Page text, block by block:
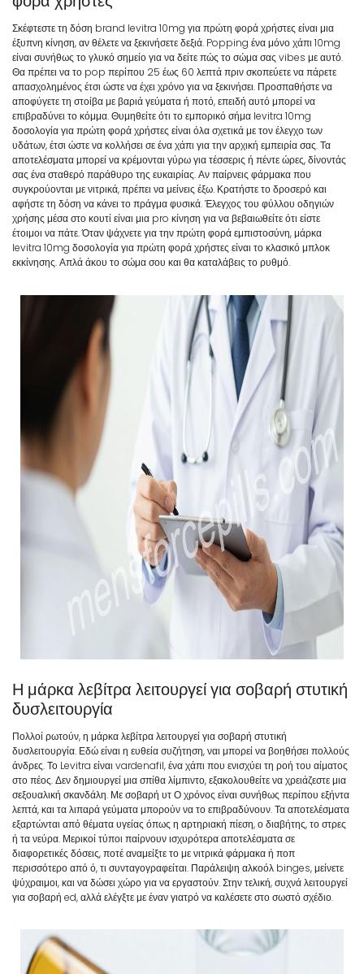
Σκέφτεστε τη δόση brand levitra 10mg για πρώτη φορά χρήστες είναι μια
έξυπνη κίνηση, αν θέλετε να ξεκινήσετε δεξιά. Popping ένα μόνο χάπι 10mg
είναι συνήθως το γλυκό σημείο για να δείτε πώς το σώμα σας vibes με αυτό.
Θα πρέπει να το pop περίπου 25 έως 60 λεπτά πριν σκοπεύετε να πάρετε
απασχολημένος έτσι ώστε να έχει χρόνο για να ξεκινήσει. Προσπαθήστε να
αποφύγετε τη στοίβα με βαριά γεύματα ή ποτό, επειδή αυτό μπορεί να
επιβραδύνει το κόμμα. Θυμηθείτε ότι το εμπορικό σήμα levitra 10mg
δοσολογία για πρώτη φορά χρήστες είναι όλα σχετικά με τον έλεγχο των
υδάτων, έτσι ώστε να κολλήσει σε ένα χάπι για την αρχική εμπειρία σας. Τα
αποτελέσματα μπορεί να κρέμονται γύρω για τέσσερις ή πέντε ώρες, δίνοντάς
σας ένα σταθερό παράθυρο της ευκαιρίας. Αν παίρνεις φάρμακα που
συγκρούονται με νιτρικά, πρέπει να μείνεις έξω. Κρατήστε το δροσερό και
αφήστε τη δόση να κάνει το πράγμα φυσικά. Έλεγχος του φύλλου οδηγιών
χρήσης μέσα στο κουτί είναι μια pro κίνηση για να βεβαιωθείτε ότι είστε
έτοιμοι να πάτε. Όταν ψάχνετε για την πρώτη φορά εμπιστοσύνη, μάρκα
levitra 10mg δοσολογία για πρώτη φορά χρήστες είναι το κλασικό μπλοκ
εκκίνησης. Απλά άκου το σώμα σου και θα καταλάβεις το ρυθμό.
Η μάρκα λεβίτρα λειτουργεί για σοβαρή στυτική
δυσλειτουργία
Πολλοί ρωτούν, η μάρκα λεβίτρα λειτουργεί για σοβαρή στυτική
δυσλειτουργία. Εδώ είναι η ευθεία συζήτηση, ναι μπορεί να βοηθήσει πολλούς
άνδρες. Το Levitra είναι vardenafil, ένα χάπι που ενισχύει τη ροή του αίματος
στο πέος. Δεν δημιουργεί μια σπίθα λίμπιντο, εξακολουθείτε να χρειάζεστε μια
σεξουαλική σκανδάλη. Με σοβαρή υτ Ο χρόνος είναι συνήθως περίπου εξήντα
λεπτά, και τα λιπαρά γεύματα μπορούν να το επιβραδύνουν. Τα αποτελέσματα
εξαρτώνται από θέματα υγείας όπως η αρτηριακή πίεση, ο διαβήτης, το στρες
ή τα νεύρα. Μερικοί τύποι παίρνουν ισχυρότερα αποτελέσματα σε
διαφορετικές δόσεις, ποτέ αναμείξτε το με νιτρικά φάρμακα ή ποπ
περισσότερο από ό, τι συνταγογραφείται. Παράλειψη αλκοόλ binges, μείνετε
ψύχραιμοι, και να δώσει χώρο για να εργαστούν. Στην τελική, συχνά λειτουργεί
για σοβαρή ed, αλλά ελέγξτε με έναν γιατρό να καλέσετε στο σωστό σχέδιο.